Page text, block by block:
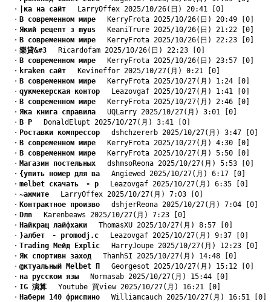
・
|ка на сайт LarryOffex 2025/10/26(日) 20:41 [0]
・ B современном мире KerryFrota 2025/10/26(日) 20:49 [0]
・ Який рецепт з myus KeaniTrure 2025/10/26(日) 21:22 [0]
・ B современном мире KerryFrota 2025/10/26(日) 22:23 [0]
・ 樂貸&#3 Ricardofam 2025/10/26(日) 22:23 [0]
・ B современном мире KerryFrota 2025/10/26(日) 23:57 [0]
・ kraken сайт Kevineffor 2025/10/27(月) 0:21 [0]
・ B современном мире KerryFrota 2025/10/27(月) 1:24 [0]
・ qукмекерская контор Leazovgaf 2025/10/27(月) 1:41 [0]
・ B современном мире KerryFrota 2025/10/27(月) 2:46 [0]
・ Яка книга справила UQLarry 2025/10/27(月) 3:01 [0]
・ B Р DonaldElupt 2025/10/27(月) 3:41 [0]
・ Pоставки компрессор dshchzererb 2025/10/27(月) 3:47 [0]
・ B современном мире KerryFrota 2025/10/27(月) 4:30 [0]
・ B современном мире KerryFrota 2025/10/27(月) 5:50 [0]
・ Mагазин постельных dshmsoReona 2025/10/27(月) 5:53 [0]
・ {упить номер для ва Angiewed 2025/10/27(月) 6:17 [0]
・ melbet скачать　- p Leazovgaf 2025/10/27(月) 6:35 [0]
・ ~ажмите LarryOffex 2025/10/27(月) 7:03 [0]
・ Kонтрактное произво dshjerReona 2025/10/27(月) 7:04 [0]
・ Dлn Karenbeaws 2025/10/27(月) 7:23 [0]
・ Найкращ лайфхаки ThomasXU 2025/10/27(月) 8:57 [0]
・ }албет　- promodj.c Leazovgaf 2025/10/27(月) 9:37 [0]
・ Trading Мейд Explic HarryJoupe 2025/10/27(月) 12:23 [0]
・ Як спортивн заход ThanhSI 2025/10/27(月) 14:48 [0]
・ @ктуальный Melbet П
Georgesot 2025/10/27(月) 15:12 [0]
・ на русском язы Normasab 2025/10/27(月) 15:44 [0]
・ IG 演算 Youtube 買view 2025/10/27(月) 16:21 [0]
・ Hабери 140 фриспино Williamcauch 2025/10/27(月) 16:51 [0]